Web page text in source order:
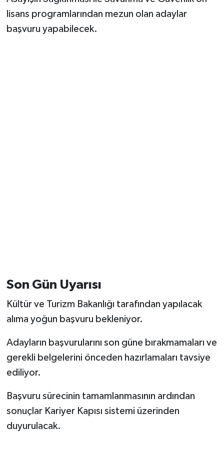
lisans programlarından mezun olan adaylar
başvuru yapabilecek.
Son Gün Uyarısı
Kültür ve Turizm Bakanlığı tarafından yapılacak
alıma yoğun başvuru bekleniyor.
Adayların başvurularını son güne bırakmamaları ve
gerekli belgelerini önceden hazırlamaları tavsiye
ediliyor.
Başvuru sürecinin tamamlanmasının ardından
sonuçlar Kariyer Kapısı sistemi üzerinden
duyurulacak.